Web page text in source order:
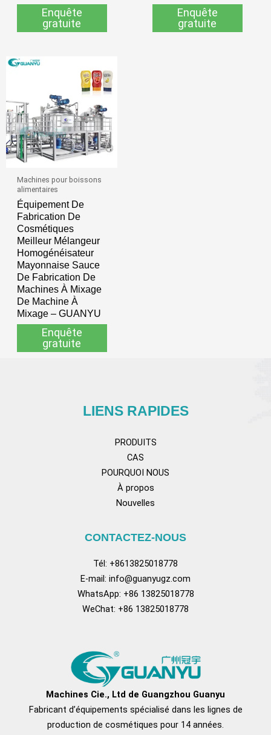
Enquête
gratuite
Enquête
gratuite
Machines pour boissons
alimentaires
Équipement De
Fabrication De
Cosmétiques
Meilleur Mélangeur
Homogénéisateur
Mayonnaise Sauce
De Fabrication De
Machines À Mixage
De Machine À
Mixage – GUANYU
Enquête
gratuite
LIENS RAPIDES
PRODUITS
CAS
POURQUOI NOUS
À propos
Nouvelles
CONTACTEZ-NOUS
Tél: +8613825018778
E-mail: info@guanyugz.com
WhatsApp: +86 13825018778
WeChat: +86 13825018778
Machines Cie., Ltd de Guangzhou Guanyu
Fabricant d’équipements spécialisé dans les lignes de
production de cosmétiques pour 14 années.